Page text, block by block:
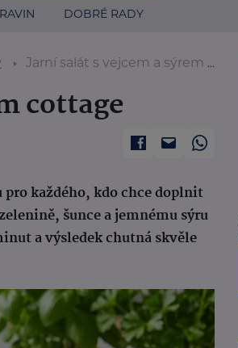
DOBRÉ RADY
Jarní salát s vejcem a sýrem cottage
cottage
každého, kdo chce doplnit
šunce a jemnému sýru
a výsledek chutná skvěle